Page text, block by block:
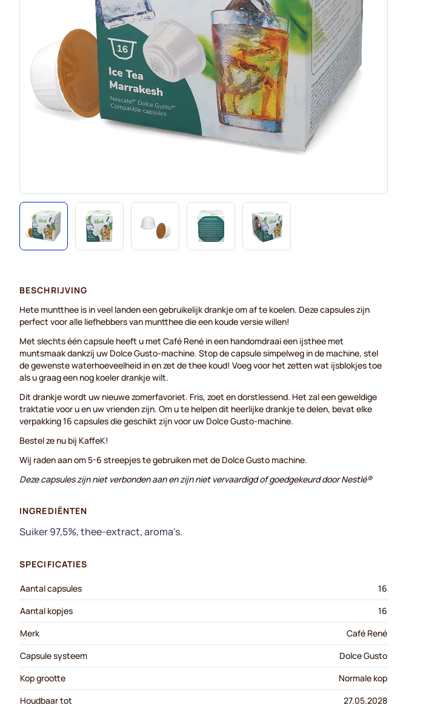
BESCHRIJVING
Hete muntthee is in veel landen een gebruikelijk drankje om af te koelen. Deze capsules zijn
perfect voor alle liefhebbers van muntthee die een koude versie willen!
Met slechts één capsule heeft u met Café René in een handomdraai een ijsthee met
muntsmaak dankzij uw Dolce Gusto-machine. Stop de capsule simpelweg in de machine, stel
de gewenste waterhoeveelheid in en zet de thee koud! Voeg voor het zetten wat ijsblokjes toe
als u graag een nog koeler drankje wilt.
Dit drankje wordt uw nieuwe zomerfavoriet. Fris, zoet en dorstlessend. Het zal een geweldige
traktatie voor u en uw vrienden zijn. Om u te helpen dit heerlijke drankje te delen, bevat elke
verpakking 16 capsules die geschikt zijn voor uw Dolce Gusto-machine.
Bestel ze nu bij KaffeK!
Wij raden aan om 5-6 streepjes te gebruiken met de Dolce Gusto machine.
Deze capsules zijn niet verbonden aan en zijn niet vervaardigd of goedgekeurd door Nestlé®
INGREDIËNTEN
Suiker 97,5%, thee-extract, aroma's.
SPECIFICATIES
Aantal capsules
16
Aantal kopjes
16
Merk
Café René
Capsule systeem
Dolce Gusto
Kop grootte
Normale kop
Houdbaar tot
27.05.2028